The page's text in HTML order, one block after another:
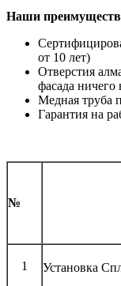
Наши
от 10 лет)
Отверстия
фасада ничего
Медная труба
Гарантия на
№
1 Установка